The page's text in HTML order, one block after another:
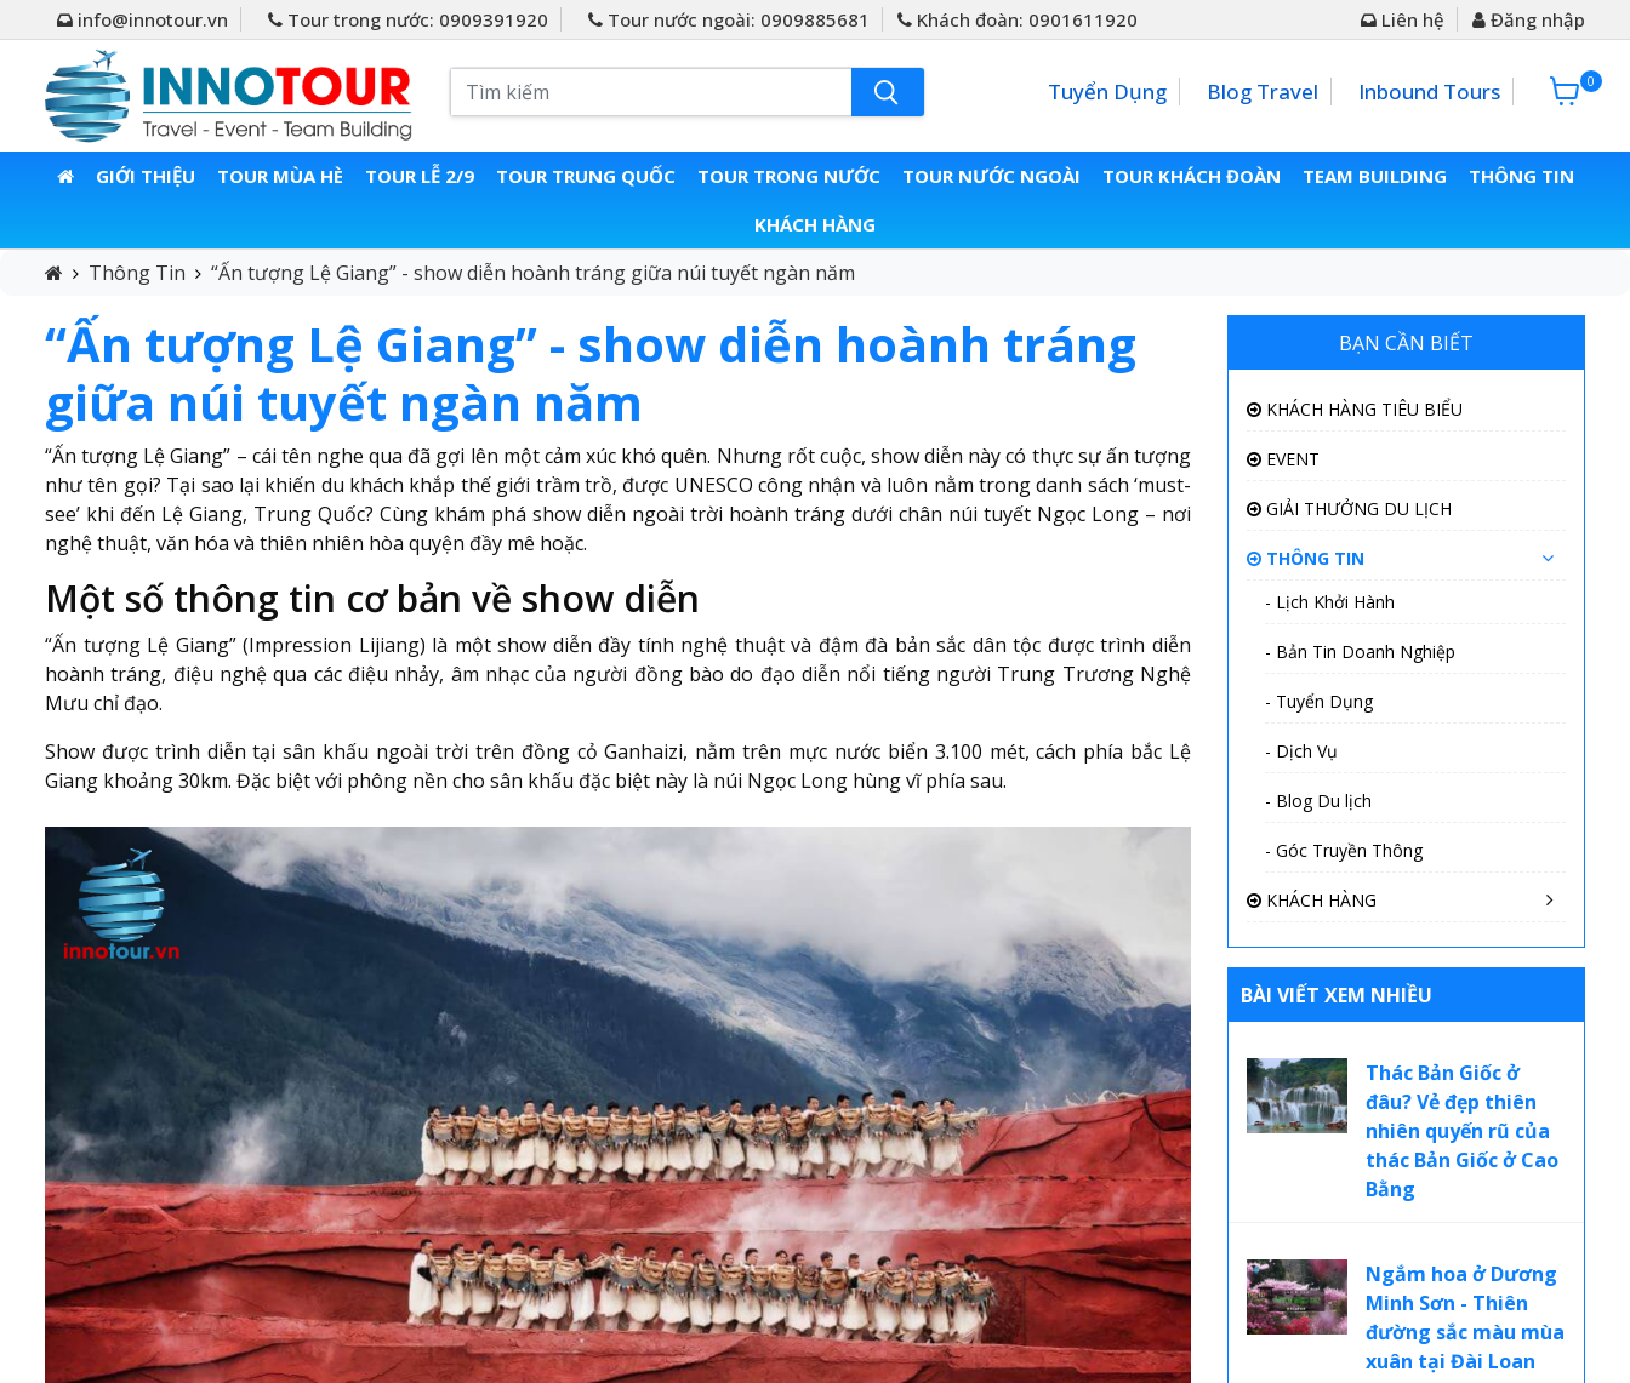
info@innotour.vn Tour trong nước: 0909391920 Tour nước ngoài: 0909885681 Khách đoàn: 0901611920 Liên hệ Đăng nhập
Tuyển Dụng Blog Travel Inbound Tours 0 0đ
GIỚI THIỆU TOUR MÙA HÈ TOUR LỄ 2/9 TOUR TRUNG QUỐC TOUR TRONG NƯỚC TOUR NƯỚC NGOÀI TOUR KHÁCH ĐOÀN TEAM BUILDING
THÔNG TIN
KHÁCH HÀNG
Thông Tin “Ấn tượng Lệ Giang” - show diễn hoành tráng giữa núi tuyết ngàn năm
“Ấn tượng Lệ Giang” - show diễn hoành tráng
giữa núi tuyết ngàn năm
“Ấn tượng Lệ Giang” – cái tên nghe qua đã gợi lên một cảm xúc khó quên. Nhưng rốt cuộc, show diễn này có thực sự ấn tượng
như tên gọi? Tại sao lại khiến du khách khắp thế giới trầm trồ, được UNESCO công nhận và luôn nằm trong danh sách ‘must-
see’ khi đến Lệ Giang, Trung Quốc? Cùng khám phá show diễn ngoài trời hoành tráng dưới chân núi tuyết Ngọc Long – nơi
nghệ thuật, văn hóa và thiên nhiên hòa quyện đầy mê hoặc.
Một số thông tin cơ bản về show diễn
“Ấn tượng Lệ Giang” (Impression Lijiang) là một show diễn đầy tính nghệ thuật và đậm đà bản sắc dân tộc được trình diễn
hoành tráng, điệu nghệ qua các điệu nhảy, âm nhạc của người đồng bào do đạo diễn nổi tiếng người Trung Trương Nghệ
Mưu chỉ đạo.
Show được trình diễn tại sân khấu ngoài trời trên đồng cỏ Ganhaizi, nằm trên mực nước biển 3.100 mét, cách phía bắc Lệ
Giang khoảng 30km. Đặc biệt với phông nền cho sân khấu đặc biệt này là núi Ngọc Long hùng vĩ phía sau.
BẠN CẦN BIẾT
KHÁCH HÀNG TIÊU BIỂU
EVENT
GIẢI THƯỞNG DU LỊCH
THÔNG TIN
- Lịch Khởi Hành
- Bản Tin Doanh Nghiệp
- Tuyển Dụng
- Dịch Vụ
- Blog Du lịch
- Góc Truyền Thông
KHÁCH HÀNG
BÀI VIẾT XEM NHIỀU
Thác Bản Giốc ở
đâu? Vẻ đẹp thiên
nhiên quyến rũ của
thác Bản Giốc ở Cao
Bằng
Ngắm hoa ở Dương
Minh Sơn - Thiên
đường sắc màu mùa
xuân tại Đài Loan